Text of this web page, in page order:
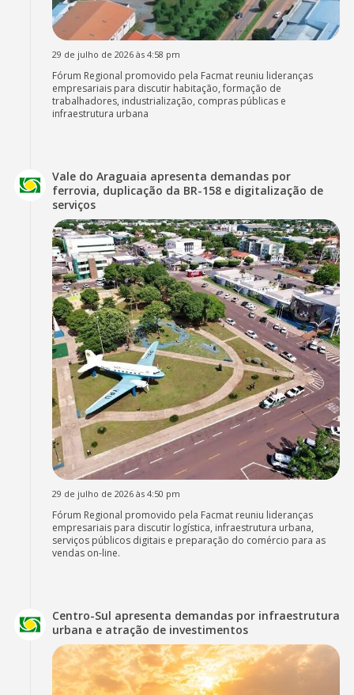
29 de julho de 2026 às 4:58 pm
Fórum Regional promovido pela Facmat reuniu lideranças
empresariais para discutir habitação, formação de
trabalhadores, industrialização, compras públicas e
infraestrutura urbana
Vale do Araguaia apresenta demandas por
ferrovia, duplicação da BR-158 e digitalização de
serviços
29 de julho de 2026 às 4:50 pm
Fórum Regional promovido pela Facmat reuniu lideranças
empresariais para discutir logística, infraestrutura urbana,
serviços públicos digitais e preparação do comércio para as
vendas on-line.
Centro-Sul apresenta demandas por infraestrutura
urbana e atração de investimentos